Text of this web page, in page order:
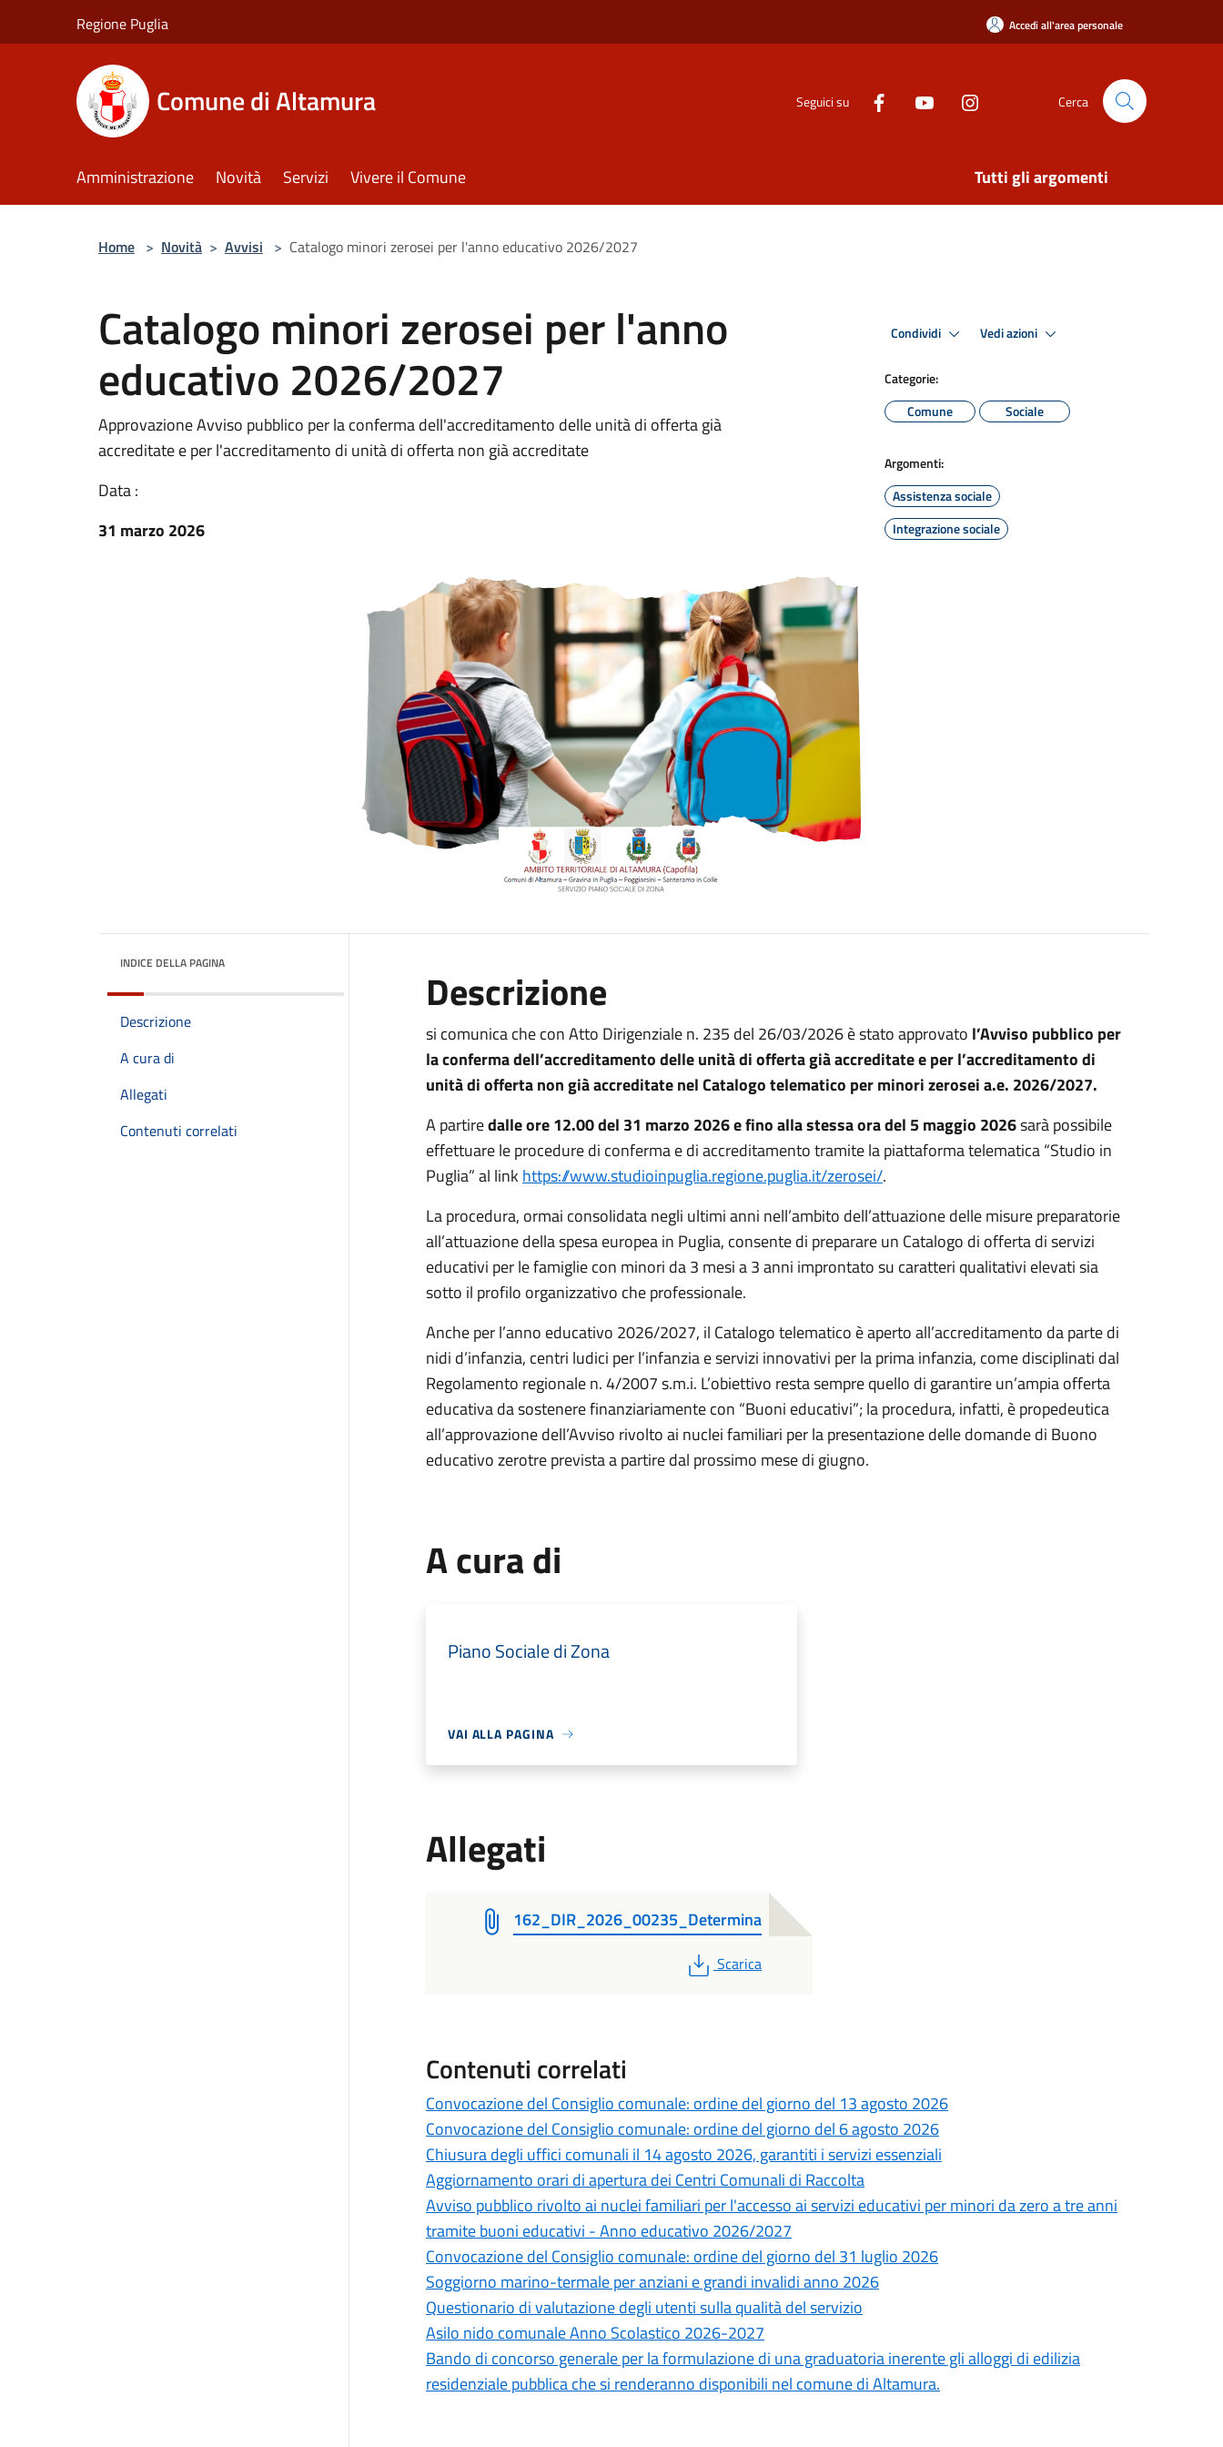
Regione Puglia Accedi all'area personale
Comune di Altamura Seguici su Cerca
Amministrazione Novità Servizi Vivere il Comune Tutti gli argomenti
Home > Novità > Avvisi > Catalogo minori zerosei per l'anno educativo 2026/2027
Catalogo minori zerosei per l'anno
educativo 2026/2027
Approvazione Avviso pubblico per la conferma dell'accreditamento delle unità di offerta già
accreditate e per l'accreditamento di unità di offerta non già accreditate
Data :
31 marzo 2026
Condividi Vedi azioni
Categorie:
Comune
Sociale
Argomenti:
Assistenza sociale
Integrazione sociale
INDICE DELLA PAGINA
Descrizione
A cura di
Allegati
Contenuti correlati
Descrizione
si comunica che con Atto Dirigenziale n. 235 del 26/03/2026 è stato approvato l’Avviso pubblico per
la conferma dell’accreditamento delle unità di offerta già accreditate e per l’accreditamento di
unità di offerta non già accreditate nel Catalogo telematico per minori zerosei a.e. 2026/2027.
A partiredalle ore 12.00 del 31 marzo 2026 e fino alla stessa ora del 5 maggio 2026sarà possibile
effettuare le procedure di conferma e di accreditamento tramite la piattaforma telematica “Studio in
Puglia” al link https://www.studioinpuglia.regione.puglia.it/zerosei/.
La procedura, ormai consolidata negli ultimi anni nell’ambito dell’attuazione delle misure preparatorie
all’attuazione della spesa europea in Puglia, consente di preparare un Catalogo di offerta di servizi
educativi per le famiglie con minori da 3 mesi a 3 anni improntato su caratteri qualitativi elevati sia
sotto il profilo organizzativo che professionale.
Anche per l’anno educativo 2026/2027, il Catalogo telematico è aperto all’accreditamento da parte di
nidi d’infanzia, centri ludici per l’infanzia e servizi innovativi per la prima infanzia, come disciplinati dal
Regolamento regionale n. 4/2007 s.m.i. L’obiettivo resta sempre quello di garantire un’ampia offerta
educativa da sostenere finanziariamente con “Buoni educativi”; la procedura, infatti, è propedeutica
all’approvazione dell’Avviso rivolto ai nuclei familiari per la presentazione delle domande di Buono
educativo zerotre prevista a partire dal prossimo mese di giugno.
A cura di
Piano Sociale di Zona
VAI ALLA PAGINA
Allegati
162_DIR_2026_00235_Determina
PDF
Scarica
Contenuti correlati
Convocazione del Consiglio comunale: ordine del giorno del 13 agosto 2026
Convocazione del Consiglio comunale: ordine del giorno del 6 agosto 2026
Chiusura degli uffici comunali il 14 agosto 2026, garantiti i servizi essenziali
Aggiornamento orari di apertura dei Centri Comunali di Raccolta
Avviso pubblico rivolto ai nuclei familiari per l'accesso ai servizi educativi per minori da zero a tre anni
tramite buoni educativi - Anno educativo 2026/2027
Convocazione del Consiglio comunale: ordine del giorno del 31 luglio 2026
Soggiorno marino-termale per anziani e grandi invalidi anno 2026
Questionario di valutazione degli utenti sulla qualità del servizio
Asilo nido comunale Anno Scolastico 2026-2027
Bando di concorso generale per la formulazione di una graduatoria inerente gli alloggi di edilizia
residenziale pubblica che si renderanno disponibili nel comune di Altamura.